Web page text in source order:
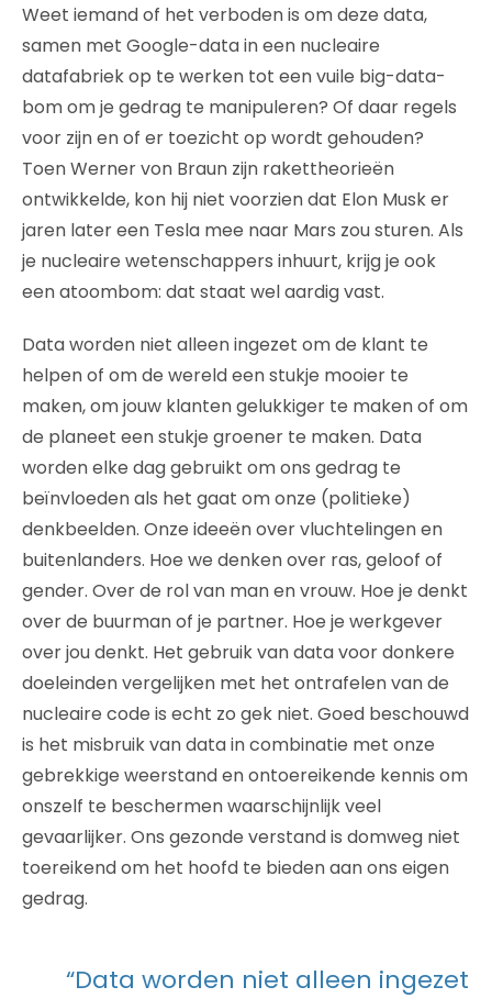
Weet iemand of het verboden is om deze data,
samen met Google-data in een nucleaire
datafabriek op te werken tot een vuile big-data-
bom om je gedrag te manipuleren? Of daar regels
voor zijn en of er toezicht op wordt gehouden?
Toen Werner von Braun zijn rakettheorieën
ontwikkelde, kon hij niet voorzien dat Elon Musk er
jaren later een Tesla mee naar Mars zou sturen. Als
je nucleaire wetenschappers inhuurt, krijg je ook
een atoombom: dat staat wel aardig vast.
Data worden niet alleen ingezet om de klant te
helpen of om de wereld een stukje mooier te
maken, om jouw klanten gelukkiger te maken of om
de planeet een stukje groener te maken. Data
worden elke dag gebruikt om ons gedrag te
beïnvloeden als het gaat om onze (politieke)
denkbeelden. Onze ideeën over vluchtelingen en
buitenlanders. Hoe we denken over ras, geloof of
gender. Over de rol van man en vrouw. Hoe je denkt
over de buurman of je partner. Hoe je werkgever
over jou denkt. Het gebruik van data voor donkere
doeleinden vergelijken met het ontrafelen van de
nucleaire code is echt zo gek niet. Goed beschouwd
is het misbruik van data in combinatie met onze
gebrekkige weerstand en ontoereikende kennis om
onszelf te beschermen waarschijnlijk veel
gevaarlijker. Ons gezonde verstand is domweg niet
toereikend om het hoofd te bieden aan ons eigen
gedrag.
“Data worden niet alleen ingezet